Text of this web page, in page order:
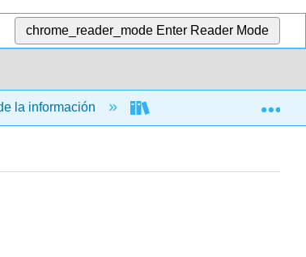
chrome_reader_mode Enter Reader Mode
la información Aplicaciones